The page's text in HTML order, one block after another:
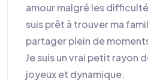
amour malgré les
suis prêt à trouver ma
partager plein de
Je suis un vrai petit rayon
joyeux et dynamique.